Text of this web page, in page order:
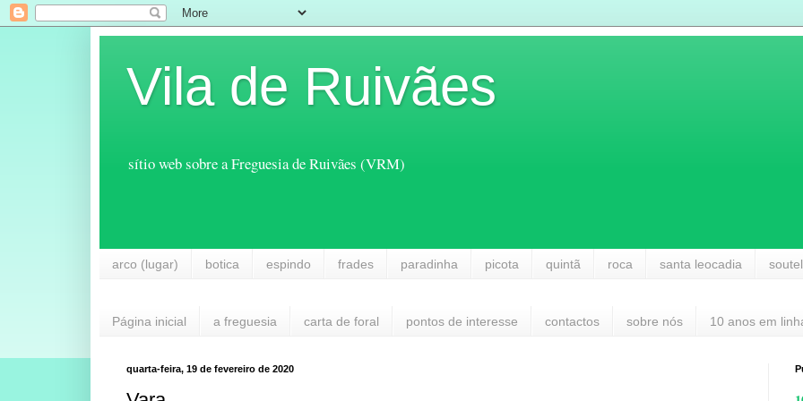
Vila de Ruivães
sítio web sobre a Freguesia de Ruivães (VRM)
arco (lugar) botica espindo frades paradinha picota quintã roca santa leocadia
Página inicial a freguesia carta de foral pontos de interesse contactos sobre nós 10 anos em
quarta-feira, 19 de fevereiro de 2020